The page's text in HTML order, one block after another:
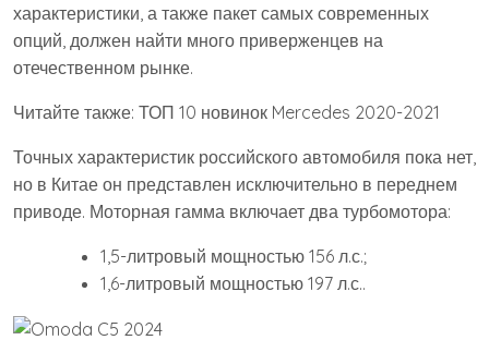
характеристики, а также пакет самых современных
опций, должен найти много приверженцев на
отечественном рынке.
Читайте также: ТОП 10 новинок Mercedes 2020-2021
Точных характеристик российского автомобиля пока нет,
но в Китае он представлен исключительно в переднем
приводе. Моторная гамма включает два турбомотора:
1,5-литровый мощностью 156 л.с.;
1,6-литровый мощностью 197 л.с..